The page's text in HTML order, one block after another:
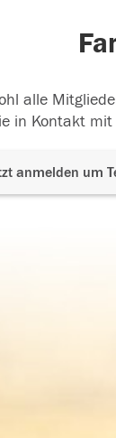
alle
in Kontakt
anmelden um